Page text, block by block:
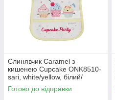
Слинявчик Caramel з
кишенею Cupcake ONK8510-
sari, white/yellow, білий/
жовтий
Готово до відправки